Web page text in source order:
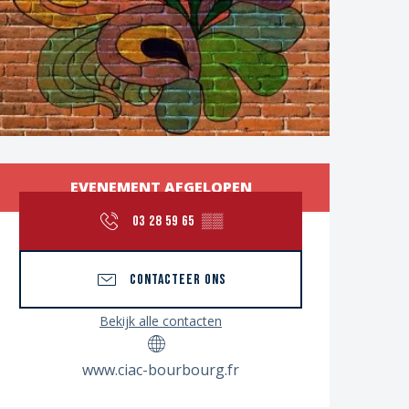
en
EVENEMENT AFGELOPEN
03 28 59 65 ▒▒
CONTACTEER ONS
Bekijk alle contacten
www.ciac-bourbourg.fr